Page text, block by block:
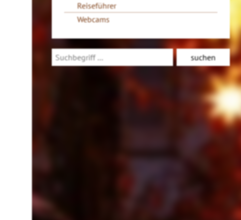
Reiseführer
Webcams